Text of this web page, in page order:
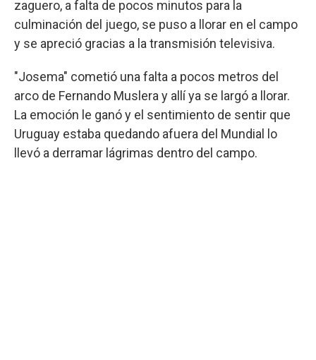
zaguero, a falta de pocos minutos para la
culminación del juego, se puso a llorar en el campo
y se apreció gracias a la transmisión televisiva.
"Josema" cometió una falta a pocos metros del
arco de Fernando Muslera y allí ya se largó a llorar.
La emoción le ganó y el sentimiento de sentir que
Uruguay estaba quedando afuera del Mundial lo
llevó a derramar lágrimas dentro del campo.